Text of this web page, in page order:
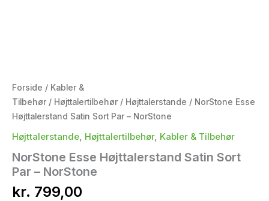
Forside / Kabler &
Tilbehør / Højttalertilbehør / Højttalerstande / NorStone Esse
Højttalerstand Satin Sort Par – NorStone
Højttalerstande Højttalertilbehør, Kabler & Tilbehør
NorStone Esse Højttalerstand Satin Sort
Par – NorStone
kr. 799,00